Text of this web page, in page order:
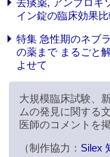
去痰薬, アンブロキ
イン錠の臨床効果比
特集 急性期のネブ
の薬まで まるごと
よせて
大規模臨床試験、
ムの発見に関する
医師のコメントを掲
（制作協力： Silex